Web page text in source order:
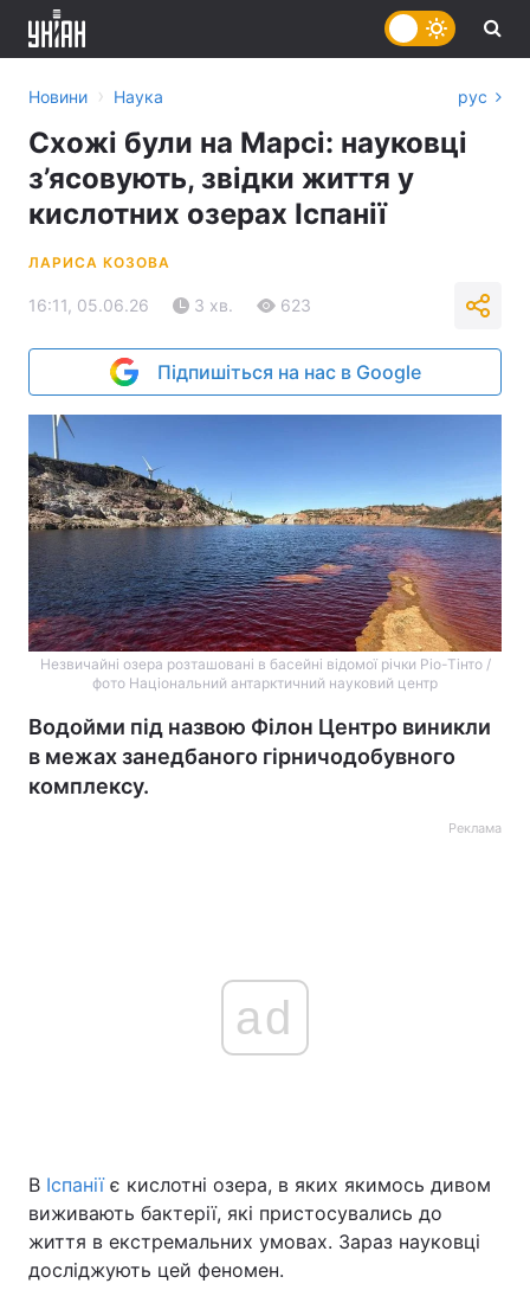
Україна Політика
Економіка
Новини › Наука рус
Схожі були на Марсі: науковці
з’ясовують, звідки життя у
кислотних озерах Іспанії
ЛАРИСА КОЗОВА
16:11, 05.06.26 3 хв. 623
Підпишіться на нас в Google
Незвичайні озера розташовані в басейні відомої річки Ріо-Тінто /
фото Національний антарктичний науковий центр
Водойми під назвою Філон Центро виникли
в межах занедбаного гірничодобувного
комплексу.
Реклама
ad
В Іспаніїє кислотні озера, в яких якимось дивом
виживають бактерії, які пристосувались до
життя в екстремальних умовах. Зараз науковці
досліджують цей феномен.